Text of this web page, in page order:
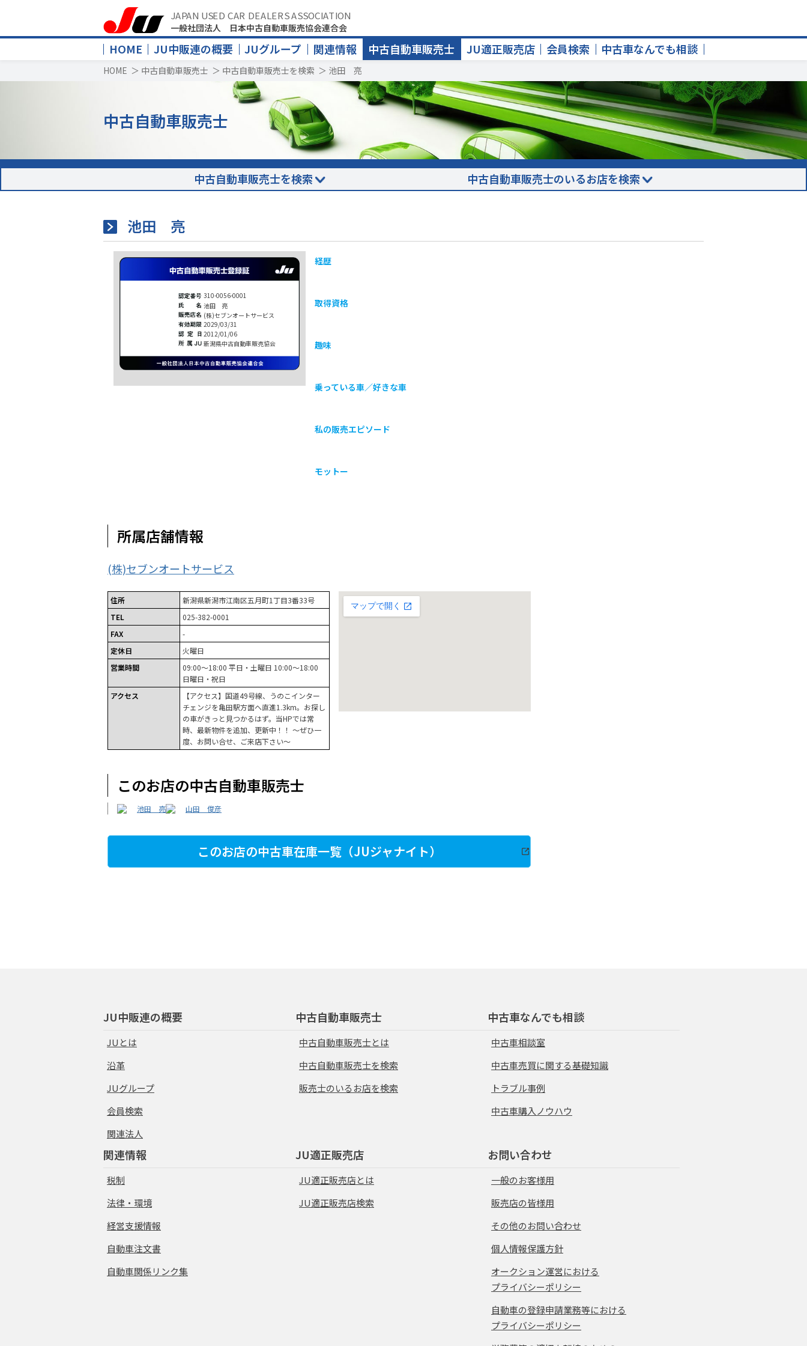
JAPAN USED CAR DEALERS ASSOCIATION
一般社団法人 日本中古自動車販売協会連合会
HOME JU中販連の概要 JUグループ 関連情報 中古自動車販売士 JU適正販売店 会員検索 中古車なんでも相談
HOME ＞ 中古自動車販売士 ＞ 中古自動車販売士を検索 ＞ 池田 亮
中古自動車販売士
中古自動車販売士を検索 中古自動車販売士のいるお店を検索
池田 亮
310-0056-0001
池田 亮
(株)セブンオートサービス
2029/03/31
2012/01/06
新潟県中古自動車販売協会
経歴
取得資格
趣味
乗っている車／好きな車
私の販売エピソード
モットー
所属店舗情報
(株)セブンオートサービス
住所
新潟県新潟市江南区五月町1丁目3番33号
TEL
025-382-0001
FAX
-
定休日
火曜日
営業時間
09:00～18:00 平日・土曜日 10:00～18:00
日曜日・祝日
アクセス
【アクセス】国道49号線、うのこインター
チェンジを亀田駅方面へ直進1.3km。お探し
の車がきっと見つかるはず。当HPでは常
時、最新物件を追加、更新中！！ ～ぜひ一
度、お問い合せ、ご来店下さい～
このお店の中古自動車販売士
池田 亮 山田 俊彦
このお店の中古車在庫一覧（JUジャナイト）
JU中販連の概要
JUとは
沿革
JUグループ
会員検索
関連法人
中古自動車販売士
中古自動車販売士とは
中古自動車販売士を検索
販売士のいるお店を検索
中古車なんでも相談
中古車相談室
中古車売買に関する基礎知識
トラブル事例
中古車購入ノウハウ
関連情報
税制
法律・環境
経営支援情報
自動車注文書
自動車関係リンク集
JU適正販売店
JU適正販売店とは
JU適正販売店検索
お問い合わせ
一般のお客様用
販売店の皆様用
その他のお問い合わせ
個人情報保護方針
オークション運営における
プライバシーポリシー
自動車の登録申請業務等における
プライバシーポリシー